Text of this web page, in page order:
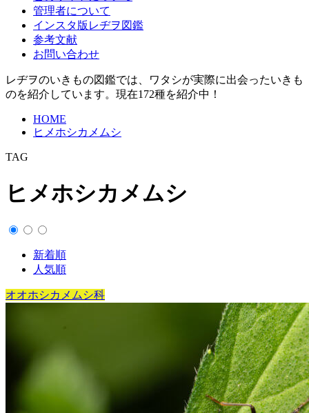
管理者について
インスタ版レヂヲ図鑑
参考文献
お問い合わせ
レヂヲのいきもの図鑑では、ワタシが実際に出会ったいきも
のを紹介しています。現在172種を紹介中！
HOME
ヒメホシカメムシ
TAG
ヒメホシカメムシ
新着順
人気順
オオホシカメムシ科